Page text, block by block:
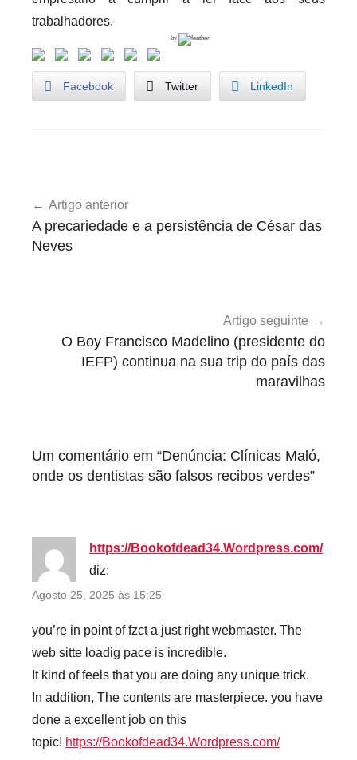
trabalhadores.
by
Facebook Twitter LinkedIn
de
artigos
Artigo anterior
A precariedade e a persistência de César das
Neves
Artigo seguinte
O Boy Francisco Madelino (presidente do
IEFP) continua na sua trip do país das
maravilhas
Um comentário em “Denúncia: Clínicas Maló,
onde os dentistas são falsos recibos verdes”
https://Bookofdead34.Wordpress.com/
diz:
Agosto 25, 2025 às 15:25
you’re in point of fzct a just right webmaster. The
web sitte loadig pace is incredible.
It kind of feels that you are doing any unique trick.
In addition, The contents are masterpiece. you have
done a excellent job on this
topic! https://Bookofdead34.Wordpress.com/